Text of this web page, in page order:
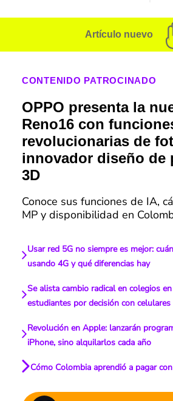
Artículo nuevo
CONTENIDO PATROCINADO
OPPO presenta la
Reno16 con
revolucionarias de
innovador diseño de
3D
Conoce sus funciones de IA,
MP y disponibilidad en
Usar red 5G no siempre es mejor:
usando 4G y qué diferencias hay
Se alista cambio radical en colegios
estudiantes por decisión con celulares
Revolución en Apple: lanzarán
iPhone, sino alquilarlos cada año
Cómo Colombia aprendió a pagar